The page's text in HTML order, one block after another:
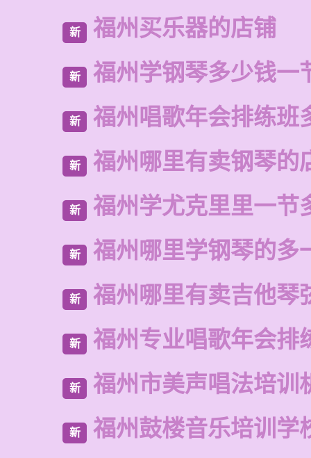
新 福州买乐器的店铺
新 福州学钢琴多少钱一
新 福州唱歌年会排练班
新 福州哪里有卖钢琴的
新 福州学尤克里里一节
新 福州哪里学钢琴的多
新 福州哪里有卖吉他琴
新 福州专业唱歌年会排
新 福州市美声唱法培训
新 福州鼓楼音乐培训学